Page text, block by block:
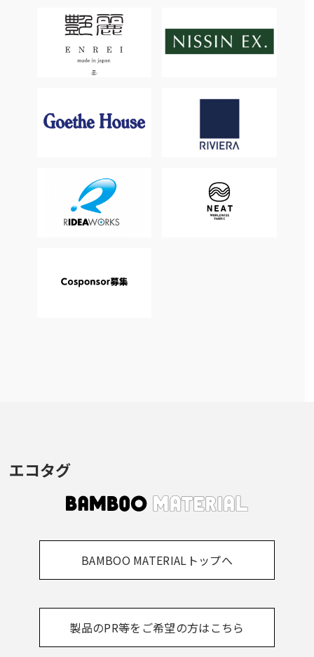
エコタグ
BAMBOO MATERIALトップへ
製品のPR等をご希望の方はこちら